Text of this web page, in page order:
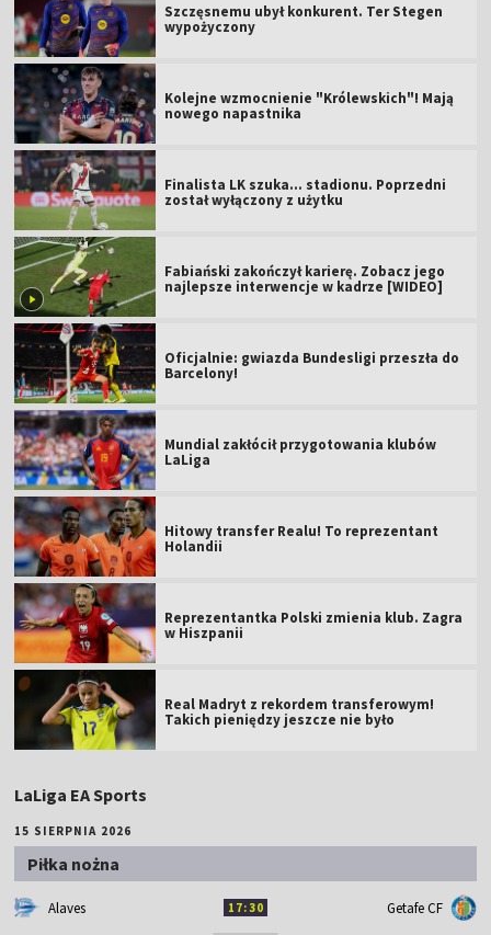
Szczęsnemu ubył konkurent. Ter Stegen
wypożyczony
Kolejne wzmocnienie "Królewskich"! Mają
nowego napastnika
Finalista LK szuka... stadionu. Poprzedni
został wyłączony z użytku
Fabiański zakończył karierę. Zobacz jego
najlepsze interwencje w kadrze [WIDEO]
Oficjalnie: gwiazda Bundesligi przeszła do
Barcelony!
Mundial zakłócił przygotowania klubów
LaLiga
Hitowy transfer Realu! To reprezentant
Holandii
Reprezentantka Polski zmienia klub. Zagra
w Hiszpanii
Real Madryt z rekordem transferowym!
Takich pieniędzy jeszcze nie było
LaLiga EA Sports
15 SIERPNIA 2026
Piłka nożna
Alaves 17:30 Getafe CF